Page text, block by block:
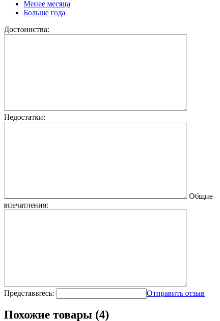
Менее месяца
Больше года
Достоинства:
Недостатки:
Общие
впечатления:
Представьтесь: Отправить отзыв
Похожие товары (4)